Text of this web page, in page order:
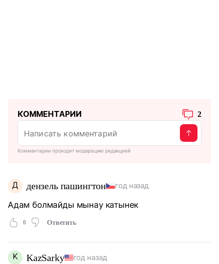
КОММЕНТАРИИ 2
Комментарии проходят модерацию редакцией
Д дензель пашингтон год назад
Адам болмайды мынау катынек
0 Ответить
K KazSarky год назад